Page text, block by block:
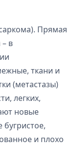
Прямая
в
ткани и
(метастазы)
легких,
новые
и плохо